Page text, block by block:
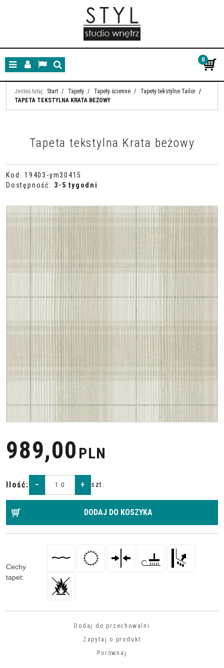
MenuPanelLangSzukaj
0
Jesteś tutaj: Start / Tapety / Tapety ścienne / Tapety tekstylne Tailor /
TAPETA TEKSTYLNA KRATA BEŻOWY
Tapeta tekstylna Krata beżowy
Kod : 19403-ym30415
Dostępność: 3-5 tygodni
989,00 PLN
Ilość: − + szt.
DODAJ DO KOSZYKA
Cechy
tapet:
Dodaj do przechowalni
Zapytaj o produkt
Porównaj